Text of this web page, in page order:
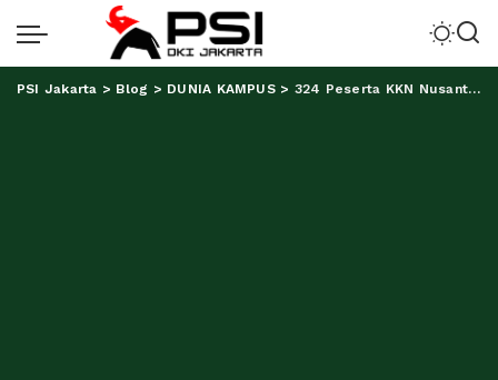
PSI Jakarta > Blog > DUNIA KAMPUS> 324 Peserta KKN Nusantara Moderasi Beragama, Lima Diantaranya Mahasiswa UIN RIL